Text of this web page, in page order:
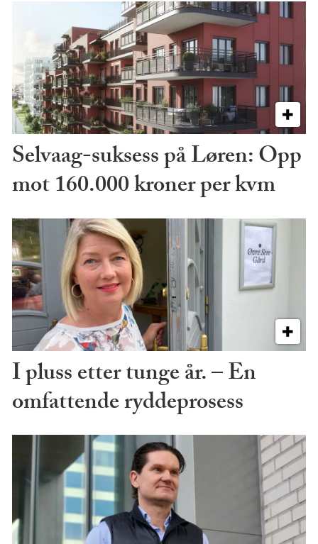
Selvaag-suksess på Løren: Opp
mot 160.000 kroner per kvm
I pluss etter tunge år. – En
omfattende ryddeprosess